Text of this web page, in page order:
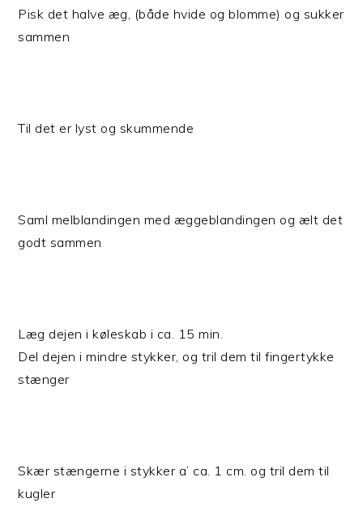
Pisk det halve æg, (både hvide og blomme) og sukker
sammen
Til det er lyst og skummende
Saml melblandingen med æggeblandingen og ælt det
godt sammen
Læg dejen i køleskab i ca. 15 min.
Del dejen i mindre stykker, og tril dem til fingertykke
stænger
Skær stængerne i stykker a’ ca. 1 cm. og tril dem til
kugler